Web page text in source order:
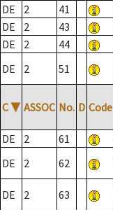
DE
2 41
DE
2 43
DE
2 44
DE
2 51
C ▼ ASSOC No. D Code
DE 2 61
DE
2 62
DE 2 63